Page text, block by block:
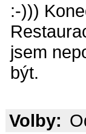
:-)))
jsem
být.
Volby: